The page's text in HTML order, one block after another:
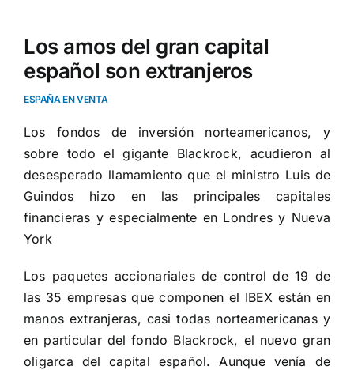
Los amos del gran capital
español son extranjeros
ESPAÑA EN VENTA
Los fondos de inversión norteamericanos, y
sobre todo el gigante Blackrock, acudieron al
desesperado llamamiento que el ministro Luis de
Guindos hizo en las principales capitales
financieras y especialmente en Londres y Nueva
York
Los paquetes accionariales de control de 19 de
las 35 empresas que componen el IBEX están en
manos extranjeras, casi todas norteamericanas y
en particular del fondo Blackrock, el nuevo gran
oligarca del capital español. Aunque venía de